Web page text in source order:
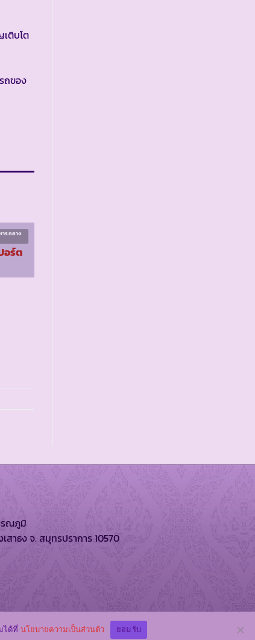
ติบโต
ถของ
ารกลาง
อร์ต
รณภูมิ
สาธง จ. สมุทรปราการ 10570
ลัยอัสสัมชัญ
ได้ที่ นโยบายความเป็นส่วนตัว ยอมรับ